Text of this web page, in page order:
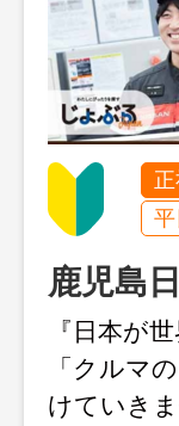
平
鹿児島
『日本が
「クルマ
けていき